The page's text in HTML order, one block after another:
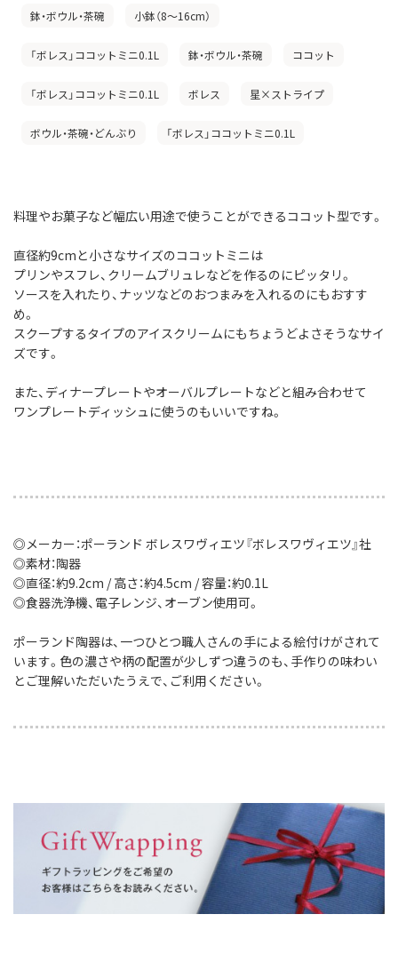
鉢・ボウル・茶碗 小鉢（8〜16cm）
「ボレス」ココットミニ0.1L 鉢・ボウル・茶碗 ココット
「ボレス」ココットミニ0.1L ボレス 星×ストライプ
ボウル・茶碗・どんぶり 「ボレス」ココットミニ0.1L
料理やお菓子など幅広い用途で使うことができるココット型です。
直径約9cmと小さなサイズのココットミニは
プリンやスフレ、クリームブリュレなどを作るのにピッタリ。
ソースを入れたり、ナッツなどのおつまみを入れるのにもおすす
め。
スクープするタイプのアイスクリームにもちょうどよさそうなサイ
ズです。
また、ディナープレートやオーバルプレートなどと組み合わせて
ワンプレートディッシュに使うのもいいですね。
◎メーカー：ポーランド ボレスワヴィエツ『ボレスワヴィエツ』社
◎素材：陶器
◎直径：約9.2cm / 高さ：約4.5cm / 容量：約0.1L
◎食器洗浄機、電子レンジ、オーブン使用可。
ポーランド陶器は、一つひとつ職人さんの手による絵付けがされて
います。色の濃さや柄の配置が少しずつ違うのも、手作りの味わい
とご理解いただいたうえで、ご利用ください。